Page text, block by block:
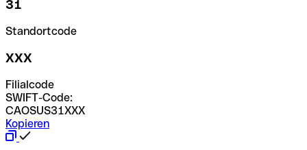
31
Standortcode
XXX
Filialcode
SWIFT-Code:
CAOSUS31XXX
Kopieren